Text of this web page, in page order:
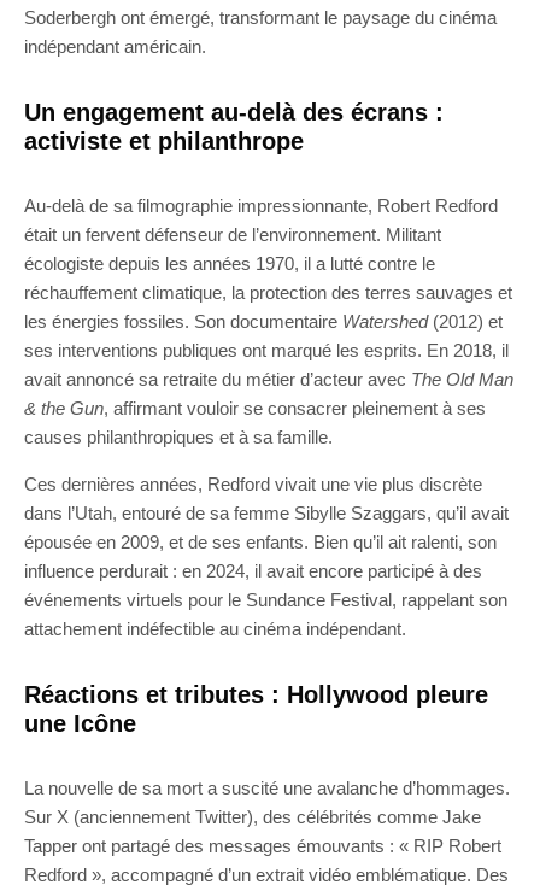
Soderbergh ont émergé, transformant le paysage du cinéma
indépendant américain.
Un engagement au-delà des écrans :
activiste et philanthrope
Au-delà de sa filmographie impressionnante, Robert Redford
était un fervent défenseur de l’environnement. Militant
écologiste depuis les années 1970, il a lutté contre le
réchauffement climatique, la protection des terres sauvages et
les énergies fossiles. Son documentaire Watershed(2012) et
ses interventions publiques ont marqué les esprits. En 2018, il
avait annoncé sa retraite du métier d’acteur avec The Old Man
& the Gun, affirmant vouloir se consacrer pleinement à ses
causes philanthropiques et à sa famille.
Ces dernières années, Redford vivait une vie plus discrète
dans l’Utah, entouré de sa femme Sibylle Szaggars, qu’il avait
épousée en 2009, et de ses enfants. Bien qu’il ait ralenti, son
influence perdurait : en 2024, il avait encore participé à des
événements virtuels pour le Sundance Festival, rappelant son
attachement indéfectible au cinéma indépendant.
Réactions et tributes : Hollywood pleure
une Icône
La nouvelle de sa mort a suscité une avalanche d’hommages.
Sur X (anciennement Twitter), des célébrités comme Jake
Tapper ont partagé des messages émouvants : « RIP Robert
Redford », accompagné d’un extrait vidéo emblématique. Des